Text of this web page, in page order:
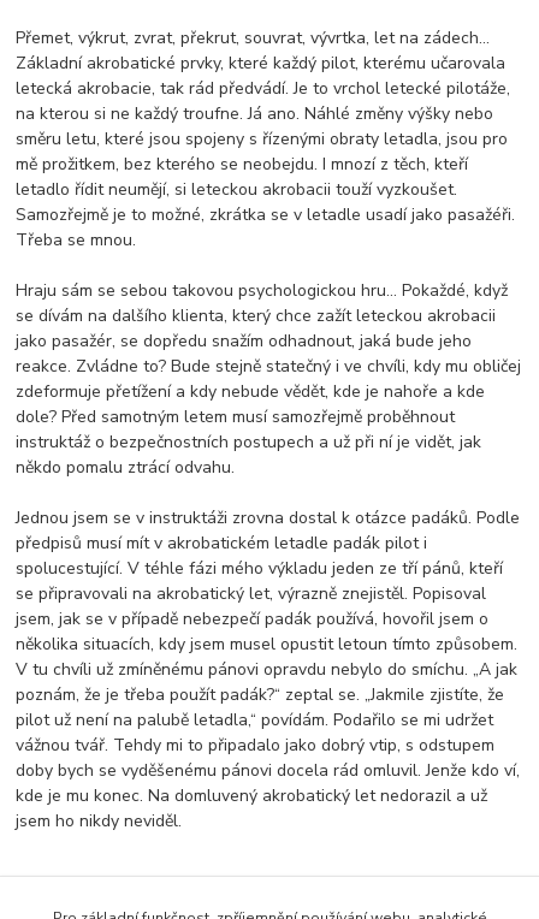
Přemet, výkrut, zvrat, překrut, souvrat, vývrtka, let na zádech...
Základní akrobatické prvky, které každý pilot, kterému učarovala
letecká akrobacie, tak rád předvádí. Je to vrchol letecké pilotáže,
na kterou si ne každý troufne. Já ano. Náhlé změny výšky nebo
směru letu, které jsou spojeny s řízenými obraty letadla, jsou pro
mě prožitkem, bez kterého se neobejdu. I mnozí z těch, kteří
letadlo řídit neumějí, si leteckou akrobacii touží vyzkoušet.
Samozřejmě je to možné, zkrátka se v letadle usadí jako pasažéři.
Třeba se mnou.
Hraju sám se sebou takovou psychologickou hru… Pokaždé, když
se dívám na dalšího klienta, který chce zažít leteckou akrobacii
jako pasažér, se dopředu snažím odhadnout, jaká bude jeho
reakce. Zvládne to? Bude stejně statečný i ve chvíli, kdy mu obličej
zdeformuje přetížení a kdy nebude vědět, kde je nahoře a kde
dole? Před samotným letem musí samozřejmě proběhnout
instruktáž o bezpečnostních postupech a už při ní je vidět, jak
někdo pomalu ztrácí odvahu.
Jednou jsem se v instruktáži zrovna dostal k otázce padáků. Podle
předpisů musí mít v akrobatickém letadle padák pilot i
spolucestující. V téhle fázi mého výkladu jeden ze tří pánů, kteří
se připravovali na akrobatický let, výrazně znejistěl. Popisoval
jsem, jak se v případě nebezpečí padák používá, hovořil jsem o
několika situacích, kdy jsem musel opustit letoun tímto způsobem.
V tu chvíli už zmíněnému pánovi opravdu nebylo do smíchu. „A jak
poznám, že je třeba použít padák?“ zeptal se. „Jakmile zjistíte, že
pilot už není na palubě letadla,“ povídám. Podařilo se mi udržet
vážnou tvář. Tehdy mi to připadalo jako dobrý vtip, s odstupem
doby bych se vyděšenému pánovi docela rád omluvil. Jenže kdo ví,
kde je mu konec. Na domluvený akrobatický let nedorazil a už
jsem ho nikdy neviděl.